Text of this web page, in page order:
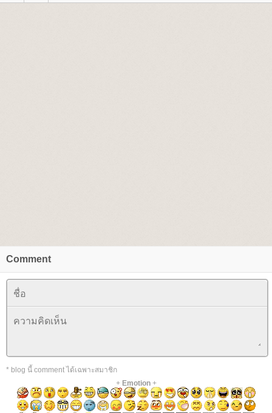
Comment
* blog นี้ comment ได้เฉพาะสมาชิก
+ Emotion+